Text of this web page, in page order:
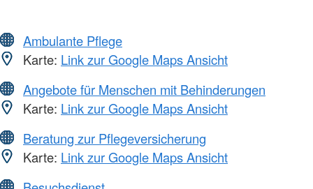
Ambulante Pflege
Karte: Link zur Google Maps Ansicht
Angebote für Menschen mit Behinderungen
Karte: Link zur Google Maps Ansicht
Beratung zur Pflegeversicherung
Karte: Link zur Google Maps Ansicht